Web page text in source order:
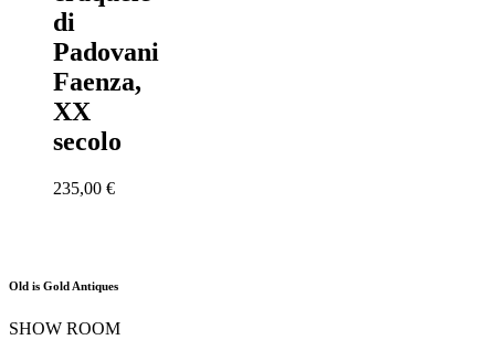
di
Padovani
Faenza,
XX
secolo
235,00 €
Old is Gold Antiques
SHOW ROOM